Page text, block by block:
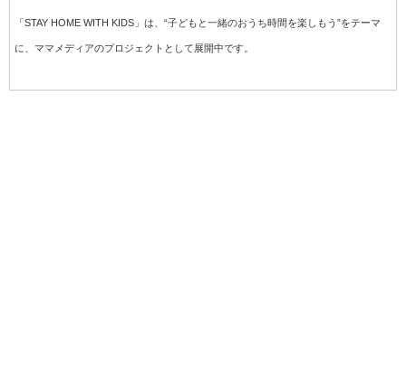
「STAY HOME WITH KIDS」は、“子どもと一緒のおうち時間を楽しもう”をテーマ
に、ママメディアのプロジェクトとして展開中です。